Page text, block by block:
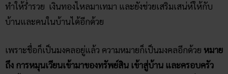
ทำให้ร่ำรวย เงินทองไหลมาเทมา และยังช่วยเสริมเสน่ห์ให้กับ
บ้านและคนในบ้านได้อีกด้วย
เพราะชื่อก็เป็นมงคลอยู่แล้ว ความหมายก็เป็นมงคลอีกด้วย หมาย
ถึง การหมุนเวียนเข้ามาของทรัพย์สิน เข้าสู่บ้าน และครอบครัว